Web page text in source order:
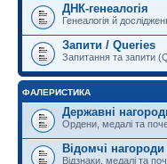
ДНК-генеалогія
Генеалогія й
Запити / Queries
Запитання та запити
ФАЛЕРИСТИКА
Державні
Ордени, медалі та
Відомчі нагороди
Відзнаки, медалі та